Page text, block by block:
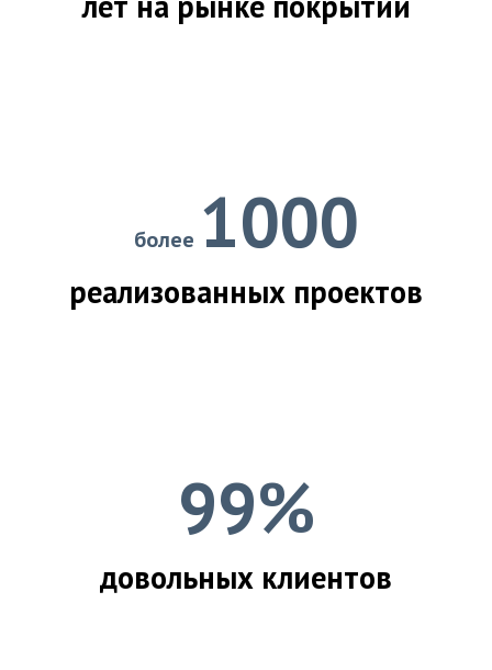
более 1000
реализованных проектов
99%
довольных клиентов